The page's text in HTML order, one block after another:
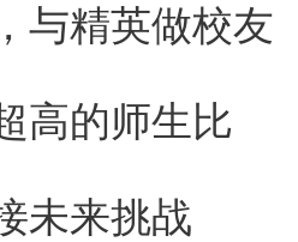
与精英做校友
高的师生比
未来挑战